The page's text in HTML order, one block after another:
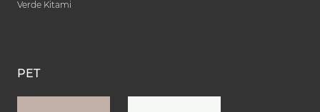
Verde Kitami
PET